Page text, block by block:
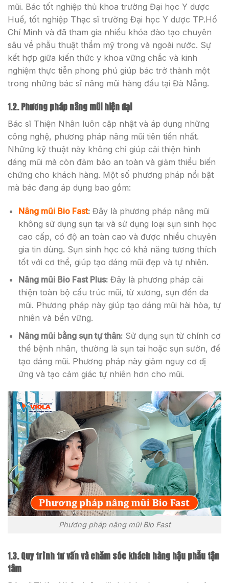
mũi. Bác tốt nghiệp thủ khoa trường Đại học Y dược
Huế, tốt nghiệp Thạc sĩ trường Đại học Y dược TP.Hồ
Chí Minh và đã tham gia nhiều khóa đào tạo chuyên
sâu về phẫu thuật thẩm mỹ trong và ngoài nước. Sự
kết hợp giữa kiến thức y khoa vững chắc và kinh
nghiệm thực tiễn phong phú giúp bác trở thành một
trong những bác sĩ nâng mũi hàng đầu tại Đà Nẵng.
1.2. Phương pháp nâng mũi hiện đại
Bác sĩ Thiện Nhân luôn cập nhật và áp dụng những
công nghệ, phương pháp nâng mũi tiên tiến nhất.
Những kỹ thuật này không chỉ giúp cải thiện hình
dáng mũi mà còn đảm bảo an toàn và giảm thiểu biến
chứng cho khách hàng. Một số phương pháp nổi bật
mà bác đang áp dụng bao gồm:
Nâng mũi Bio Fast:Đây là phương pháp nâng mũi
không sử dụng sụn tại và sử dụng loại sụn sinh học
cao cấp, có độ an toàn cao và được nhiều chuyên
gia tin dùng. Sụn sinh học có khả năng tương thích
tốt với cơ thể, giúp tạo dáng mũi đẹp và tự nhiên.
Nâng mũi Bio Fast Plus:Đây là phương pháp cải
thiện toàn bộ cấu trúc mũi, từ xương, sụn đến da
mũi. Phương pháp này giúp tạo dáng mũi hài hòa, tự
nhiên và bền vững.
Nâng mũi bằng sụn tự thân:Sử dụng sụn từ chính cơ
thể bệnh nhân, thường là sụn tai hoặc sụn sườn, để
tạo dáng mũi. Phương pháp này giảm nguy cơ dị
ứng và tạo cảm giác tự nhiên hơn cho mũi.
Phương pháp nâng mũi Bio Fast
1.3. Quy trình tư vấn và chăm sóc khách hàng hậu phẫu tận
tâm